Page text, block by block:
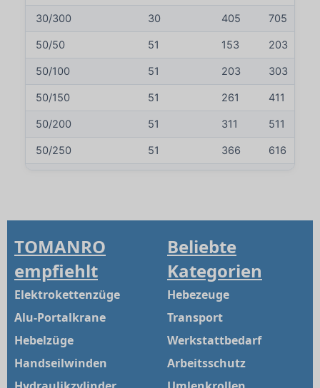
30/300 30 405 705
50/50 51 153 203
50/100 51 203 303
50/150 51 261 411
50/200 51 311 511
50/250 51 366 616
100/150 285
100/200 335
100/300 441
140/50 195
TOMANRO
empfiehlt
Elektrokettenzüge
Alu-Portalkrane
Hebelzüge
Handseilwinden
Beliebte
Kategorien
Hebezeuge
Transport
Werkstattbedarf
Arbeitsschutz